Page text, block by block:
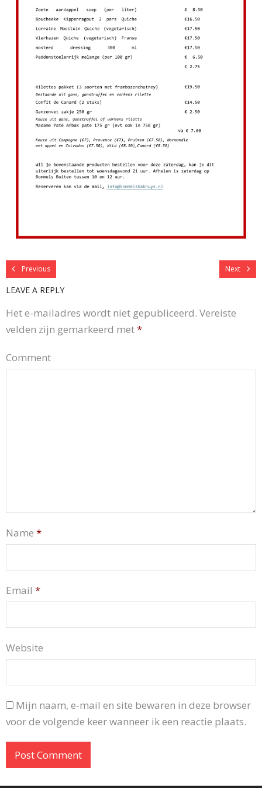
Previous Next
LEAVE A REPLY
Het e-mailadres wordt niet gepubliceerd. Vereiste
velden zijn gemarkeerd met*
Comment
Name *
Email *
Website
Mijn naam, e-mail en site bewaren in deze browser
voor de volgende keer wanneer ik een reactie plaats.